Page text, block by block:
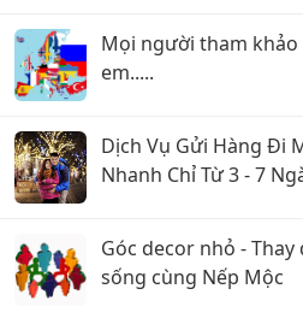
Mọi người tham khảo
em.....
Dịch Vụ Gửi Hàng Đi
Nhanh Chỉ Từ 3 - 7
Góc decor nhỏ -
sống cùng Nếp Mộc